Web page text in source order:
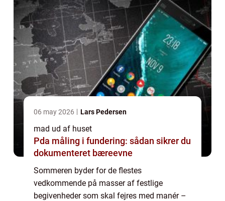
06 may 2026 Lars Pedersen
mad ud af huset
Pda måling i fundering: sådan sikrer du
dokumenteret bæreevne
Sommeren byder for de flestes
vedkommende på masser af festlige
begivenheder som skal fejres med manér –